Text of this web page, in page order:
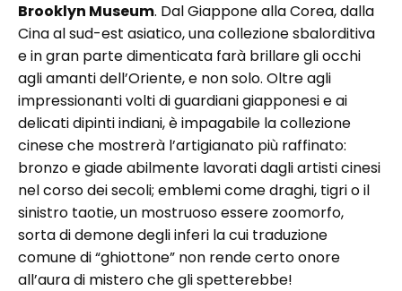
Brooklyn Museum. Dal Giappone alla Corea, dalla
Cina al sud-est asiatico, una collezione sbalorditiva
e in gran parte dimenticata farà brillare gli occhi
agli amanti dell’Oriente, e non solo. Oltre agli
impressionanti volti di guardiani giapponesi e ai
delicati dipinti indiani, è impagabile la collezione
cinese che mostrerà l’artigianato più raffinato:
bronzo e giade abilmente lavorati dagli artisti cinesi
nel corso dei secoli; emblemi come draghi, tigri o il
sinistro taotie, un mostruoso essere zoomorfo,
sorta di demone degli inferi la cui traduzione
comune di “ghiottone” non rende certo onore
all’aura di mistero che gli spetterebbe!